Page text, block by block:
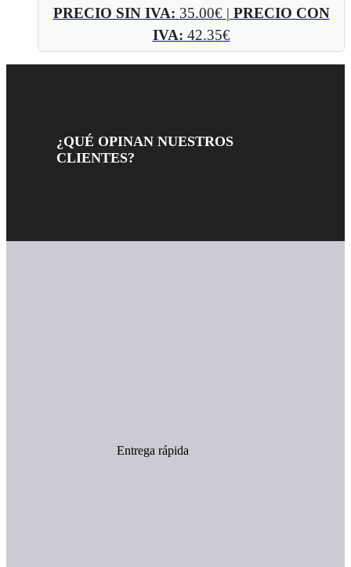
PRECIO SIN IVA: 35.00€ | PRECIO CON
IVA: 42.35€
¿QUÉ OPINAN NUESTROS
CLIENTES?
Entrega rápida